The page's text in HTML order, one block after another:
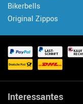
Bikerbells
Original Zippos
Interessantes